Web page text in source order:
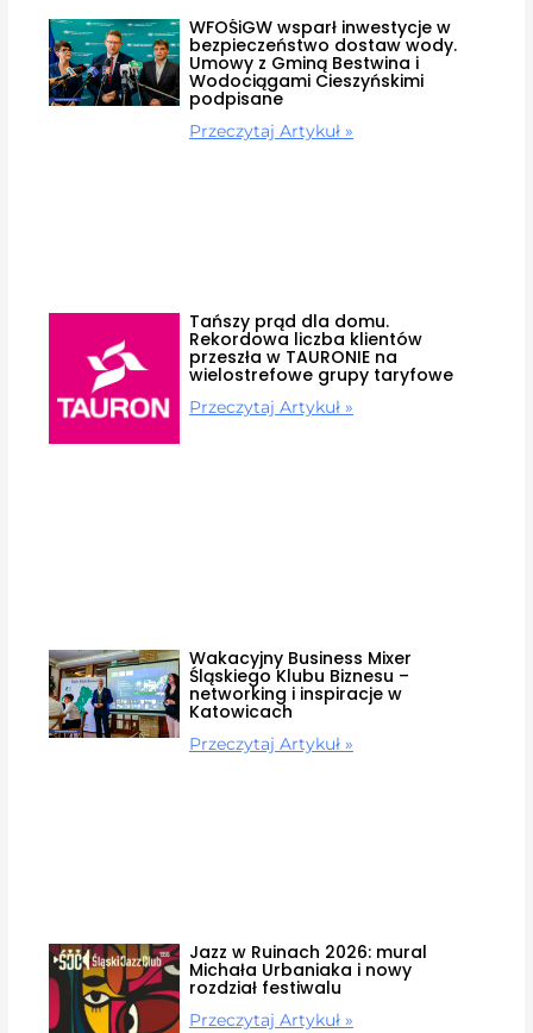
WFOŚiGW wsparł inwestycje w
bezpieczeństwo dostaw wody.
Umowy z Gminą Bestwina i
Wodociągami Cieszyńskimi
podpisane
Przeczytaj Artykuł »
Tańszy prąd dla domu.
Rekordowa liczba klientów
przeszła w TAURONIE na
wielostrefowe grupy taryfowe
Przeczytaj Artykuł »
Wakacyjny Business Mixer
Śląskiego Klubu Biznesu –
networking i inspiracje w
Katowicach
Przeczytaj Artykuł »
Jazz w Ruinach 2026: mural
Michała Urbaniaka i nowy
rozdział festiwalu
Przeczytaj Artykuł »